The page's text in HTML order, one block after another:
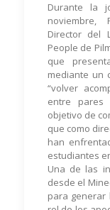
Durante la
noviembre,
Director del
People de
que
mediante un
“volver
entre pares
objetivo de
que como
han
estudiantes
Una de las
desde el
para